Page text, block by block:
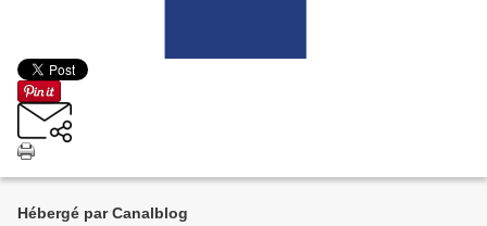
Hébergé par Canalblog